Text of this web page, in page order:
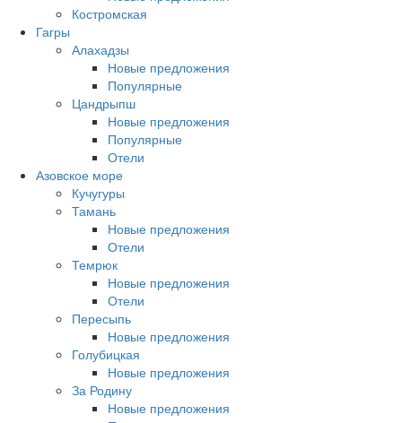
Костромская
Гагры
Алахадзы
Новые предложения
Популярные
Цандрыпш
Новые предложения
Популярные
Отели
Азовское море
Кучугуры
Тамань
Новые предложения
Отели
Темрюк
Новые предложения
Отели
Пересыпь
Новые предложения
Голубицкая
Новые предложения
За Родину
Новые предложения